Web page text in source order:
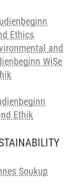
Ethics
and
WiSe
Ethik
Soukup